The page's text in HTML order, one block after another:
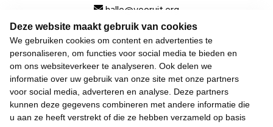
Deze website maakt gebruik van cookies
We gebruiken cookies om content en advertenties te
personaliseren, om functies voor social media te bieden en
om ons websiteverkeer te analyseren. Ook delen we
informatie over uw gebruik van onze site met onze partners
voor social media, adverteren en analyse. Deze partners
kunnen deze gegevens combineren met andere informatie die
u aan ze heeft verstrekt of die ze hebben verzameld op basis
hallo@vooruit.org
Snel
Over de beweging
Algemeen